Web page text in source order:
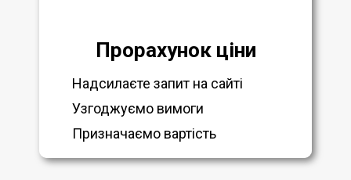
Прорахунок ціни
Надсилаєте запит на сайті
Узгоджуємо вимоги
Призначаємо вартість